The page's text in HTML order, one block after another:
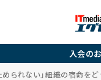
入会の
られない」――組織の宿命を